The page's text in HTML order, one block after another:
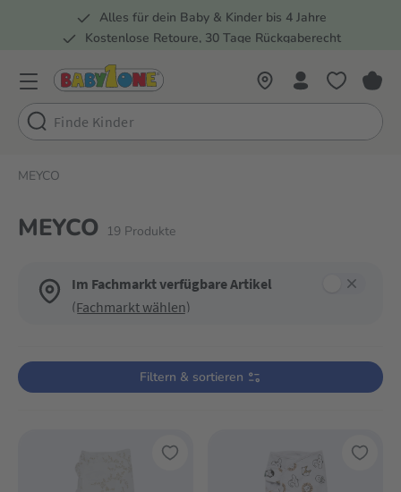
Zur Hauptnavigation springen
Alles für dein Baby & Kinder bis 4 Jahre
Kostenlose Retoure, 30 Tage Rückgaberecht
MEYCO
MEYCO 19 Produkte
Im Fachmarkt verfügbare Artikel
(Fachmarkt wählen)
Filtern & sortieren